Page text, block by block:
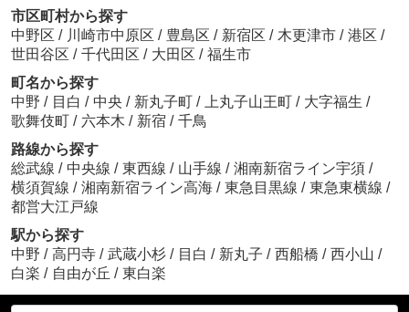
市区町村から探す
中野区 / 川崎市中原区 / 豊島区 / 新宿区 / 木更津市 / 港区 /
世田谷区 / 千代田区 / 大田区 / 福生市
町名から探す
中野 / 目白 / 中央 / 新丸子町 / 上丸子山王町 / 大字福生 /
歌舞伎町 / 六本木 / 新宿 / 千鳥
路線から探す
総武線 / 中央線 / 東西線 / 山手線 / 湘南新宿ライン宇須 /
横須賀線 / 湘南新宿ライン高海 / 東急目黒線 / 東急東横線 /
都営大江戸線
駅から探す
中野 / 高円寺 / 武蔵小杉 / 目白 / 新丸子 / 西船橋 / 西小山 /
白楽 / 自由が丘 / 東白楽